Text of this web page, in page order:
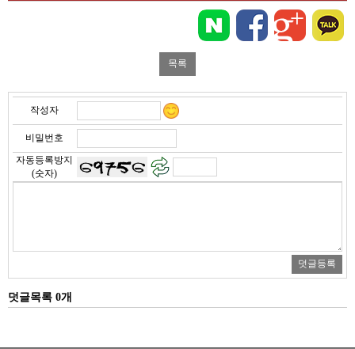
작성자
비밀번호
자동등록방지
(숫자)
덧글목록 0개